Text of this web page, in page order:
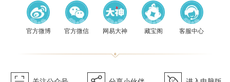
《梦幻
官方微博 官方微信 网易大神 藏宝阁 客服中心